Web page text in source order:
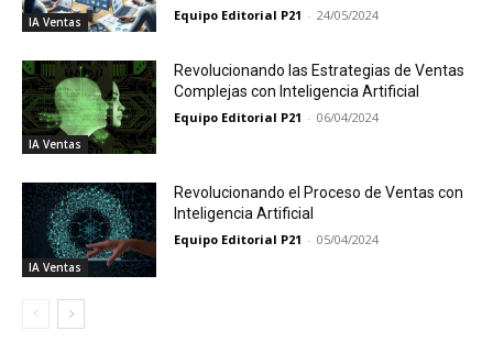
IA Ventas Equipo Editorial P21 - 24/05/2024
IA Ventas
Revolucionando las Estrategias de Ventas
Complejas con Inteligencia Artificial
Equipo Editorial P21 - 06/04/2024
IA Ventas
Revolucionando el Proceso de Ventas con
Inteligencia Artificial
Equipo Editorial P21 - 05/04/2024